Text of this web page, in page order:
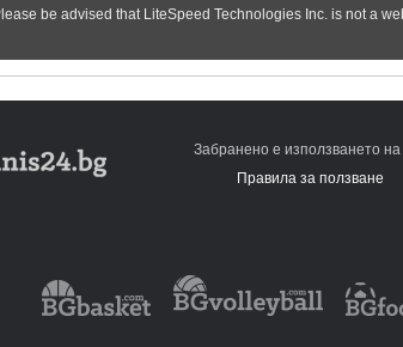
Забранено е използването
Правила за ползване